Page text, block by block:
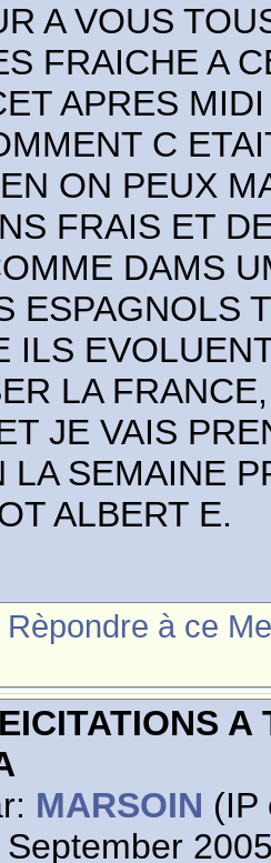
A VOUS
FRAICHE A
APRES
C
ON PEUX
FRAIS ET
DAMS
ESPAGNOLS
ILS
LA
JE VAIS
LA SEMAINE
ALBERT E.
Rèpondre à ce
A
MARSOIN (IP